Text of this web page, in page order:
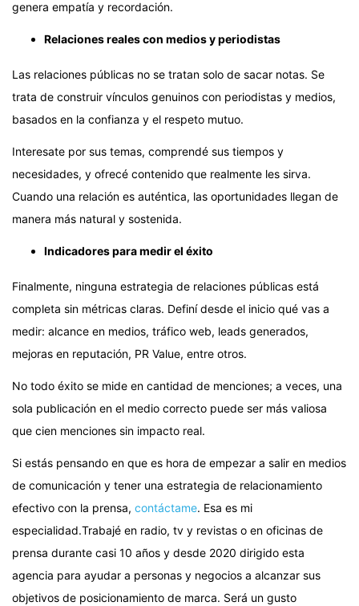
genera empatía y recordación.
Relaciones reales con medios y periodistas
Las relaciones públicas no se tratan solo de sacar notas. Se
trata de construir vínculos genuinos con periodistas y medios,
basados en la confianza y el respeto mutuo.
Interesate por sus temas, comprendé sus tiempos y
necesidades, y ofrecé contenido que realmente les sirva.
Cuando una relación es auténtica, las oportunidades llegan de
manera más natural y sostenida.
Indicadores para medir el éxito
Finalmente, ninguna estrategia de relaciones públicas está
completa sin métricas claras. Definí desde el inicio qué vas a
medir: alcance en medios, tráfico web, leads generados,
mejoras en reputación, PR Value, entre otros.
No todo éxito se mide en cantidad de menciones; a veces, una
sola publicación en el medio correcto puede ser más valiosa
que cien menciones sin impacto real.
Si estás pensando en que es hora de empezar a salir en medios
de comunicación y tener una estrategia de relacionamiento
efectivo con la prensa, contáctame. Esa es mi
especialidad.Trabajé en radio, tv y revistas o en oficinas de
prensa durante casi 10 años y desde 2020 dirigido esta
agencia para ayudar a personas y negocios a alcanzar sus
objetivos de posicionamiento de marca. Será un gusto